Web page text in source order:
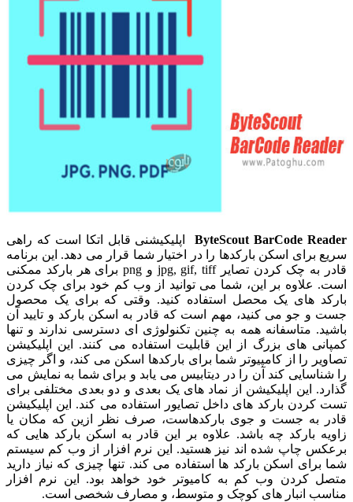
ByteScout BarCode Readerاپلیکیشنی قابل اتکا است که راهی
سریع برای اسکن بارکدها را در اختیار شما قرار می دهد. این برنامه
قادر به چک کردن تصایر jpg, gif, tiff و png برای هر بارکد ممکنی
است. علاوه بر این، شما می توانید از وب کم خود برای چک کردن
بارکد های یک محصل استفاده کنید. وقتی که برای یک محصول
جست و جو می کنید، مهم است که قادر به اسکن بارکد و تایید آن
باشید. متاسفانه همه به چنین تکنولوژی ای دسترسی ندارند و تنها
کمپانی های بزرگ از این قابلیت استفاده می کنند. این اپلیکیشن
تصاویر را از کامپیوتر شما برای بارکدها اسکن می کند، و اگر چیزی
را شناسایی کند آن را در دیتابیس می یابد و برای شما به نمایش می
گذارد. این اپلیکیشن از نماد های یک بعدی و دو بعدی مختلفی برای
تست کردن بارکد های داخل تصایور استفاده می کند. این اپلیکیشن
قادر به جست و جوی بارکدهاست، صرف نظر ازین که مکان یا
زاویه بارکد چه باشد. علاوه بر این قادر به اسکن بارکد هایی که
برعکس چاپ شده اند نیز هستید. این نرم افزار از وب کم سیستم
شما برای اسکن بارکد ها استفاده می کند. تنها چیزی که نیاز دارید
متصل کردن وب کم به کامیوتر خود خواهد بود. این نرم افزار
مناسب انبار های کوچک و متوسط، و مصارف شخصی است.